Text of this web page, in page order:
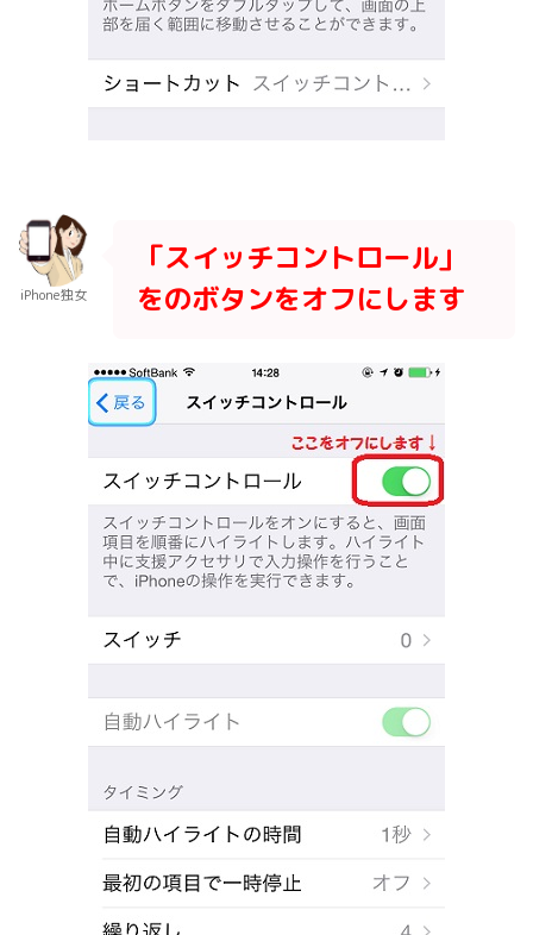
iPhone独女
「スイッチコントロール」
をのボタンをオフにします